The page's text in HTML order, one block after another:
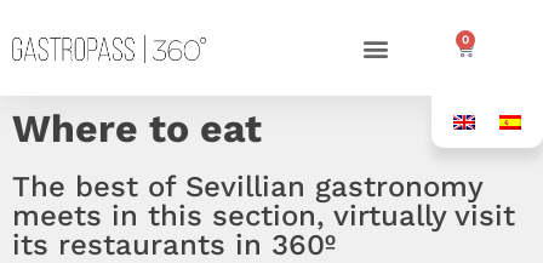
0
Where to eat
The best of Sevillian gastronomy
meets in this section, virtually visit
its restaurants in 360º